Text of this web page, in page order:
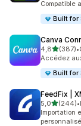
Compatible
Built for
Canva
4,8étoile(s)
(387)
387 avis au•
Accédez
Built for
FeedFix |
5,0étoile(s)
(244)
244 avis au•
Importation